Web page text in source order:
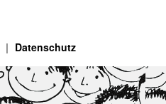
Datenschutz